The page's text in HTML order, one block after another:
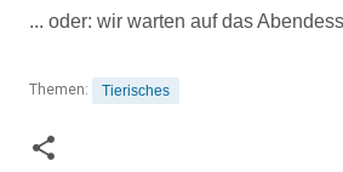
... oder: wir warten auf das
Themen: Tierisches